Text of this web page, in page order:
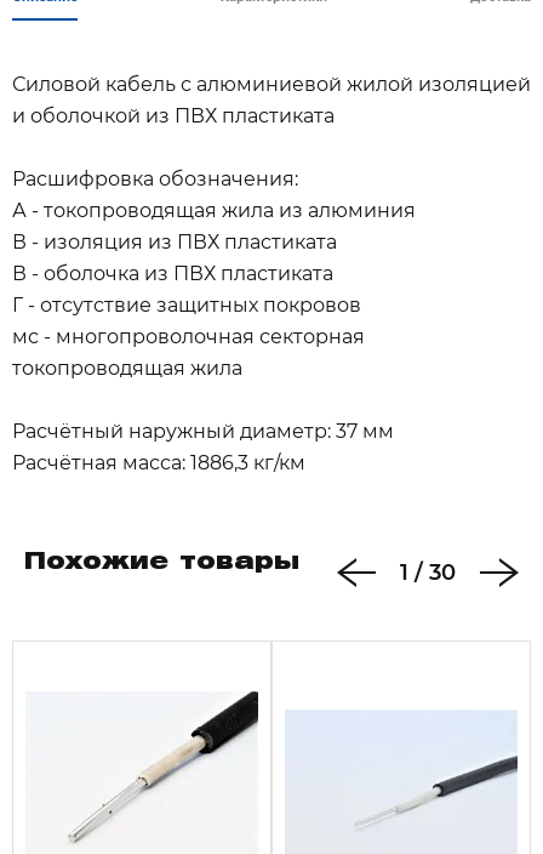
Силовой кабель с алюминиевой жилой изоляцией
и оболочкой из ПВХ пластиката
Расшифровка обозначения:
А - токопроводящая жила из алюминия
В - изоляция из ПВХ пластиката
В - оболочка из ПВХ пластиката
Г - отсутствие защитных покровов
мс - многопроволочная секторная
токопроводящая жила
Расчётный наружный диаметр: 37 мм
Расчётная масса: 1886,3 кг/км
Похожие товары 1 / 30